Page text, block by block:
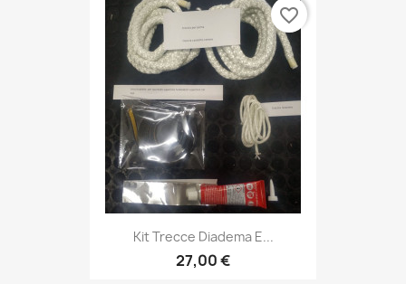
Kit Trecce Diadema E...
27,00 €
favorite_border